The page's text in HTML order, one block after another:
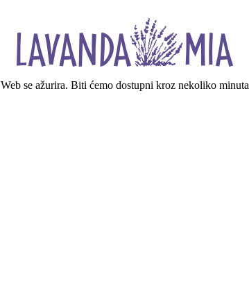
Web se ažurira. Biti ćemo dostupni kroz nekoliko minuta